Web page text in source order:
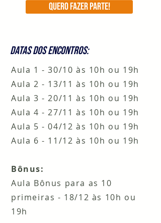
QUERO FAZER PARTE!
DATAS DOS ENCONTROS:
Aula 1 - 30/10 às 10h ou 19h
Aula 2 - 13/11 às 10h ou 19h
Aula 3 - 20/11 às 10h ou 19h
Aula 4 - 27/11 às 10h ou 19h
Aula 5 - 04/12 às 10h ou 19h
Aula 6 - 11/12 às 10h ou 19h
Bônus:
Aula Bônus para as 10
primeiras - 18/12 às 10h ou
19h